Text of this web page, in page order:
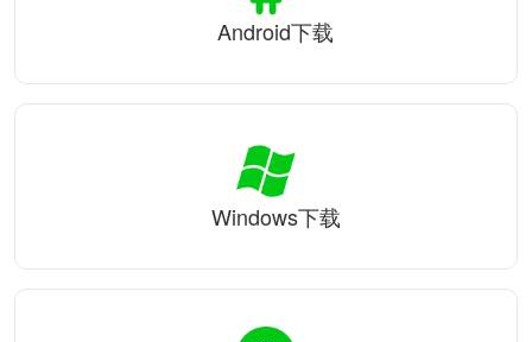
Android下载
Windows下载